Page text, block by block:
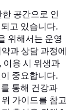
공간으로 인
고 있습니다.
위해서는 운영
과 상담 과정에
이용 시 위생과
중요합니다.
통해 건강과
가이드를 참고